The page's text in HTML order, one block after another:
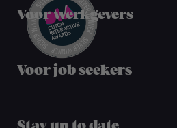
Voor werkgevers
Voor job seekers